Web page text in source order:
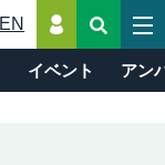
EN
イベント アン